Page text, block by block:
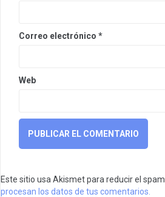
Correo electrónico *
Web
Este sitio usa Akismet para reducir el spam.
procesan los datos de tus comentarios.